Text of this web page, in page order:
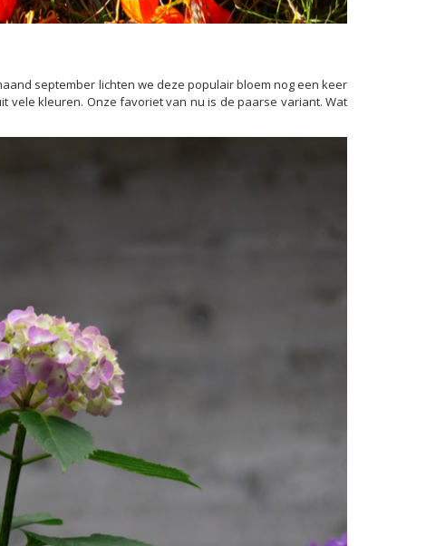
september lichten we deze populair bloem nog een keer
vele kleuren. Onze favoriet van nu is de paarse variant. Wat